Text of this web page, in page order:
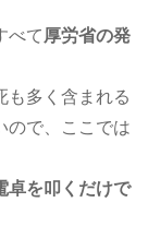
べて 厚労省の発
も多く含まれる
ので、ここでは
卓を叩くだけで